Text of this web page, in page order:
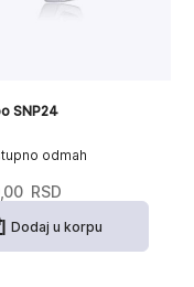
odmah
SNP24
RSD
Dodaj u korpu